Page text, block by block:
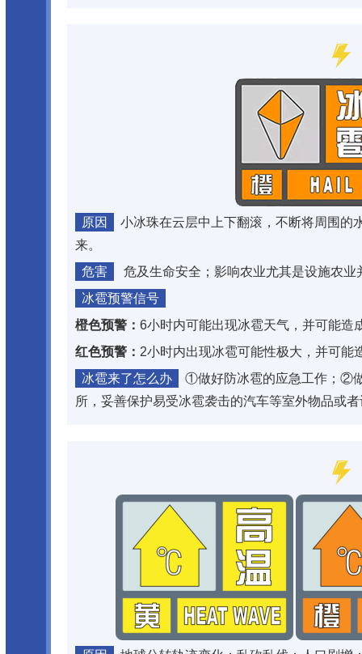
原因
小冰珠在云层中上下翻滚，不断将周围的
来。
危害
危及生命安全；影响农业尤其是设施农
冰雹预警信号
橙色预警： 6小时内可能出现冰雹天气，并可能造
红色预警： 2小时内出现冰雹可能性极大，并可能
冰雹来了怎么办
①做好防冰雹的应急工作；②
所，妥善保护易受冰雹袭击的汽车等室外物品或